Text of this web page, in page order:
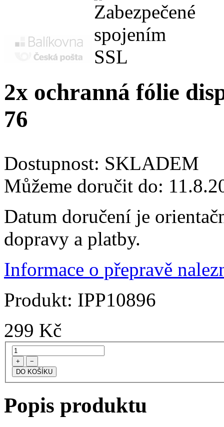
2x ochranná fólie
76
Dostupnost: SKLADEM
Můžeme doručit do:
Datum doručení je
dopravy a platby.
Informace o přepravě
Produkt: IPP10896
299 Kč
+ −
Popis produktu